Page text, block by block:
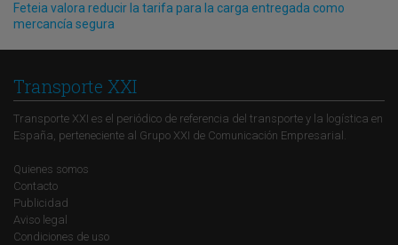
Feteia valora reducir la tarifa para la carga entregada como
mercancía segura
Transporte XXI
Transporte XXI es el periódico de referencia del transporte y la logística en
España, perteneciente al Grupo XXI de Comunicación Empresarial.
Quienes somos
Contacto
Publicidad
Aviso legal
Condiciones de uso